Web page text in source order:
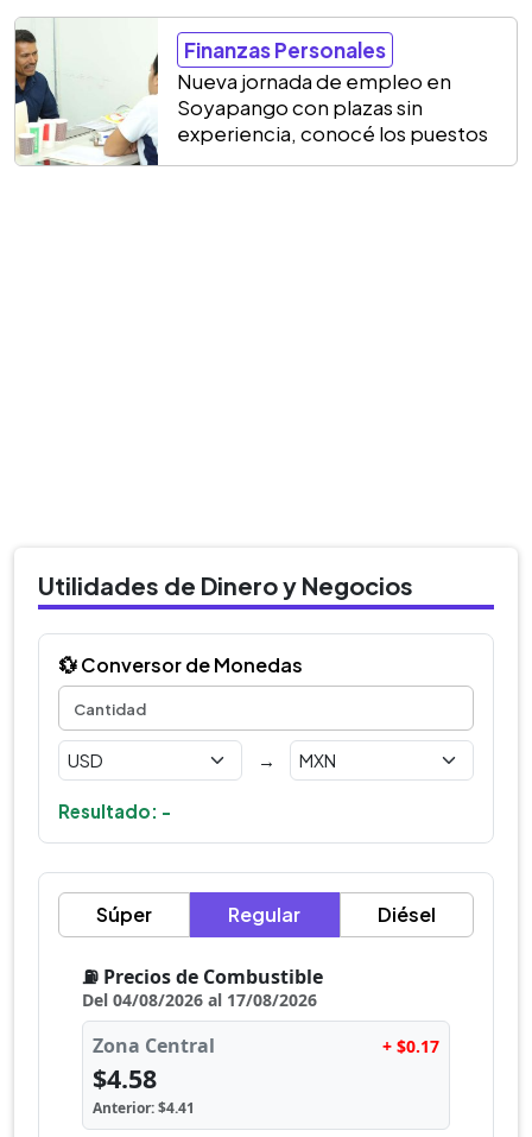
Finanzas Personales
Nueva jornada de empleo en
Soyapango con plazas sin
experiencia, conocé los puestos
Utilidades de Dinero y Negocios
💱 Conversor de Monedas
→
Resultado: -
Súper Regular Diésel